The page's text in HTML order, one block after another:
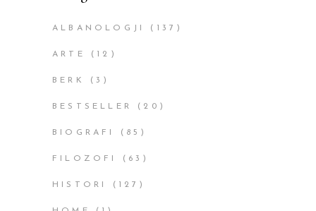
ALBANOLOGJI (137)
ARTE (12)
BERK (3)
BESTSELLER (20)
BIOGRAFI (85)
FILOZOFI (63)
HISTORI (127)